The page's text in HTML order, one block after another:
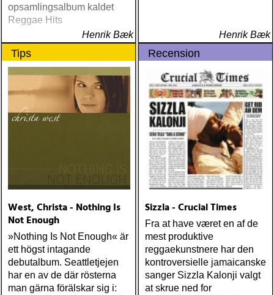
opsamlingsalbum kaldet
Reggae Hits
Henrik Bæk
Henrik Bæk
Tips
West, Christa - Nothing Is
Not Enough
»Nothing Is Not Enough« är
ett högst intagande
debutalbum. Seattletjejen
har en av de där rösterna
man gärna förälskar sig i:
Recension
Sizzla - Crucial Times
Fra at have været en af de
mest produktive
reggaekunstnere har den
kontroversielle jamaicanske
sanger Sizzla Kalonji valgt
at skrue ned for